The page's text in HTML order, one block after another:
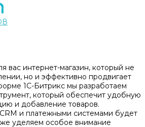
вас интернет-магазин, который не
но и эффективно продвигает
1С-Битрикс мы разработаем
который обеспечит удобную
и добавление товаров.
и платежными системами будет
уделяем особое внимание